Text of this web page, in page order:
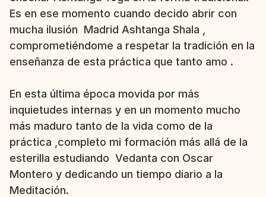
Es en ese momento cuando decido abrir con
mucha ilusión  Madrid Ashtanga Shala ,
comprometiéndome a respetar la tradición en la
enseñanza de esta práctica que tanto amo .
En esta última época movida por más
inquietudes internas y en un momento mucho
más maduro tanto de la vida como de la
práctica ,completo mi formación más allá de la
esterilla estudiando  Vedanta con Oscar
Montero y dedicando un tiempo diario a la
Meditación.